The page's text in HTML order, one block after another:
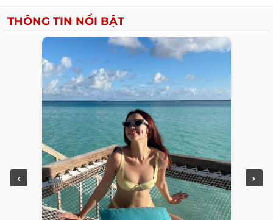
THÔNG TIN NỔI BẬT